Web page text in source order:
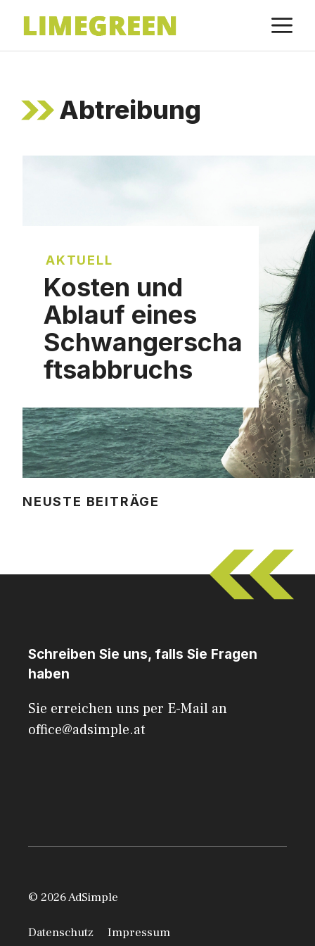
Inhalt
springen
Abtreibung
AKTUELL
Kosten und
Ablauf eines
Schwangerscha
ftsabbruchs
NEUSTE BEITRÄGE
Schreiben Sie uns, falls Sie Fragen
haben
Sie erreichen uns per E-Mail an
office@adsimple.at
© 2026 AdSimple
Datenschutz Impressum